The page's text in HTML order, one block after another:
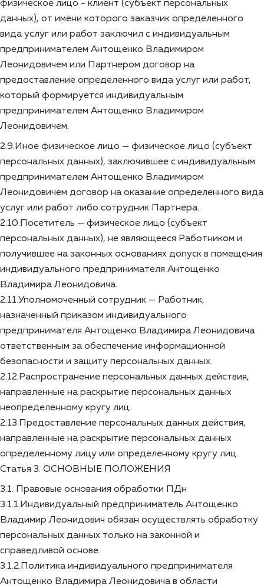
физическое лицо - клиент (субъект персональных
данных), от имени которого заказчик определенного
вида услуг или работ заключил с индивидуальным
предпринимателем Антощенко Владимиром
Леонидовичем или Партнером договор на
предоставление определенного вида услуг или работ,
который формируется индивидуальным
предпринимателем Антощенко Владимиром
Леонидовичем.
2.9.Иное физическое лицо — физическое лицо (субъект
персональных данных), заключившее с индивидуальным
предпринимателем Антощенко Владимиром
Леонидовичем договор на оказание определенного вида
услуг или работ либо сотрудник Партнера.
2.10.Посетитель — физическое лицо (субъект
персональных данных), не являющееся Работником и
получившее на законных основаниях допуск в помещения
индивидуального предпринимателя Антощенко
Владимира Леонидовича.
2.11.Уполномоченный сотрудник — Работник,
назначенный приказом индивидуального
предпринимателя Антощенко Владимира Леонидовича
ответственным за обеспечение информационной
безопасности и защиту персональных данных.
2.12.Распространение персональных данных действия,
направленные на раскрытие персональных данных
неопределенному кругу лиц.
2.13.Предоставление персональных данных действия,
направленные на раскрытие персональных данных
определенному лицу или определенному кругу лиц.
Статья 3. ОСНОВНЫЕ ПОЛОЖЕНИЯ
3.1. Правовые основания обработки ПДн
3.1.1.Индивидуальный предприниматель Антощенко
Владимир Леонидович обязан осуществлять обработку
персональных данных только на законной и
справедливой основе.
3.1.2.Политика индивидуального предпринимателя
Антощенко Владимира Леонидовича в области